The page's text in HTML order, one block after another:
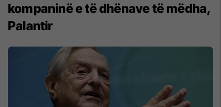
kompaninë e të dhënave të mëdha,
Palantir